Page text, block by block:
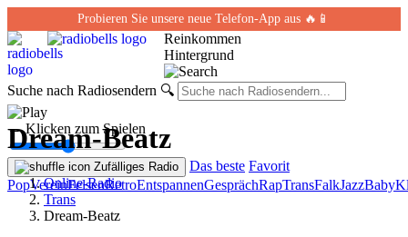
Probieren Sie unsere neue Telefon-App aus 🔥📱
Reinkommen
Hintergrund
Suche nach Radiosendern 🔍
← Klicken zum Spielen
Zufälliges Radio Das beste Favorit
PopVereinFelsenRetroEntspannenGesprächRapTransFalkJazzBaby
Dream-Beatz
Online-Radio
Trans
Dream-Beatz